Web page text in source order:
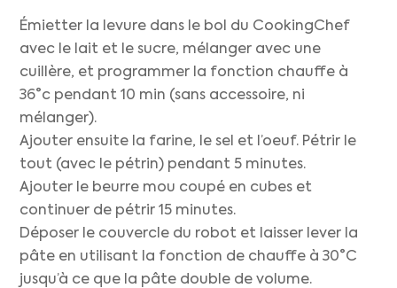
Émietter la levure dans le bol du CookingChef
avec le lait et le sucre, mélanger avec une
cuillère, et programmer la fonction chauffe à
36°c pendant 10 min (sans accessoire, ni
mélanger).
Ajouter ensuite la farine, le sel et l’oeuf. Pétrir le
tout (avec le pétrin) pendant 5 minutes.
Ajouter le beurre mou coupé en cubes et
continuer de pétrir 15 minutes.
Déposer le couvercle du robot et laisser lever la
pâte en utilisant la fonction de chauffe à 30°C
jusqu’à ce que la pâte double de volume.